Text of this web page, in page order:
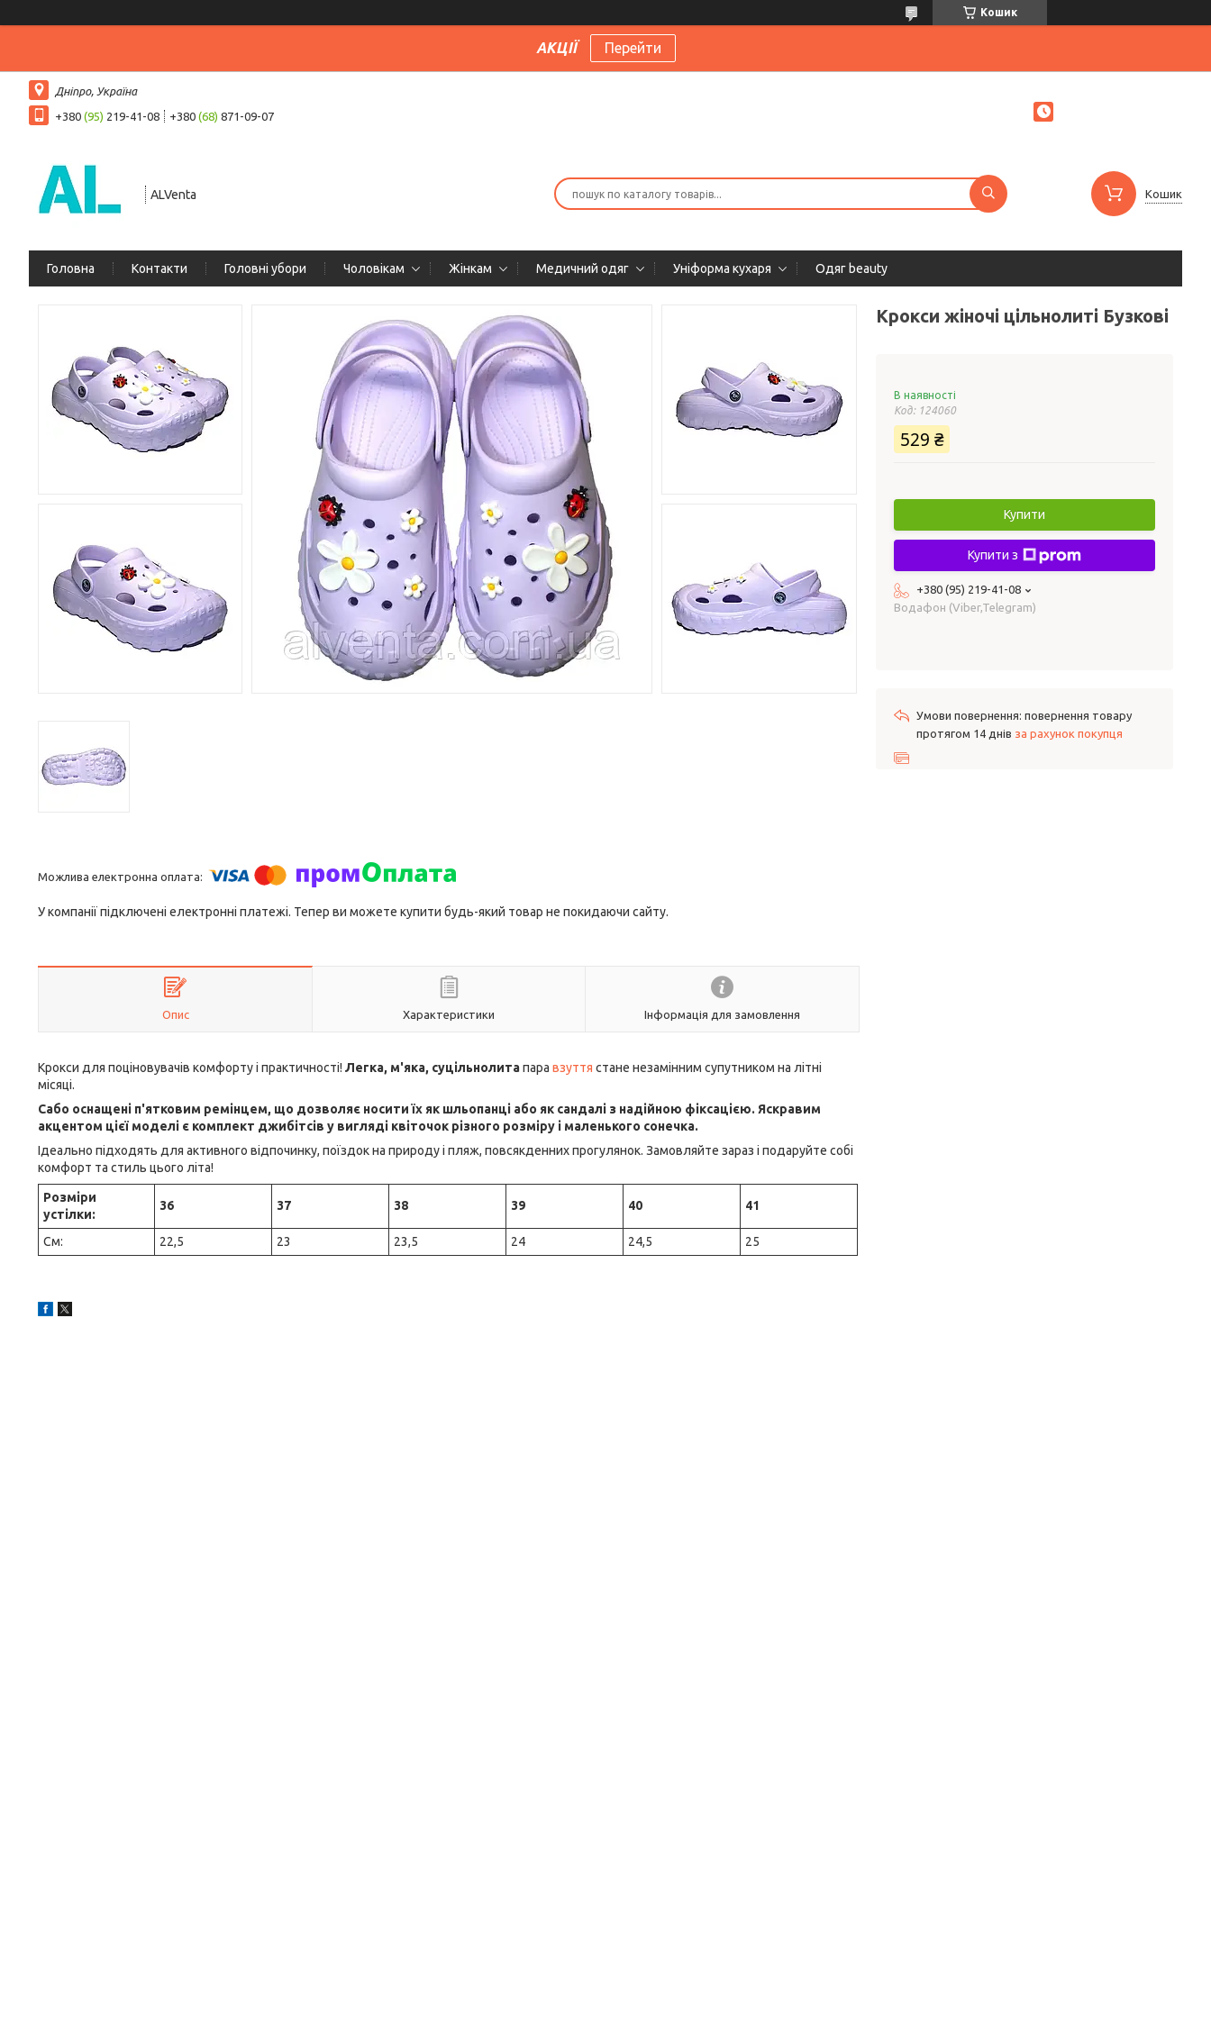
Кошик
АКЦІЇ Перейти
Дніпро, Україна
+380 (95) 219-41-08 +380 (68) 871-09-07
ALVenta Кошик
Головна Контакти Головні убори Чоловікам Жінкам Медичний одяг Уніформа кухаря Одяг beauty
У компанії підключені електронні платежі. Тепер ви можете купити будь-який товар не покидаючи сайту.
Опис Характеристики Інформація для замовлення
Крокси для поціновувачів комфорту і практичності! Легка, м'яка, суцільнолитапара взуття стане незамінним супутником на літні
місяці.
Сабо оснащені п'ятковим ремінцем, що дозволяє носити їх як шльопанці або як сандалі з надійною фіксацією. Яскравим
акцентом цієї моделі є комплект джибітсів у вигляді квіточок різного розміру і маленького сонечка.
Ідеально підходять для активного відпочинку, поїздок на природу і пляж, повсякденних прогулянок. Замовляйте зараз і подаруйте собі
комфорт та стиль цього літа!
Розміри
устілки:
36 37 38 39 40 41
См: 22,5 23 23,5 24 24,5 25
Крокси жіночі цільнолиті Бузкові
В наявності
Код: 124060
529 ₴
Купити
Купити з
+380 (95) 219-41-08
Водафон (Viber,Telegram)
повернення товару
протягом 14 днів за рахунок покупця